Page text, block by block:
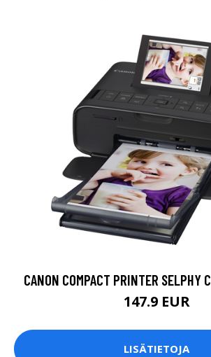
CANON COMPACT PRINTER SELPHY
147.9 EUR
LISÄTIETOJA